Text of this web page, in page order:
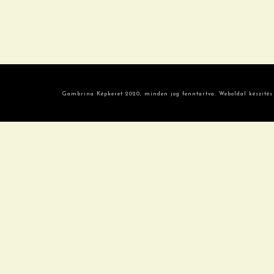
Gambrina Képkeret 2020, minden jog fenntartva. Weboldal